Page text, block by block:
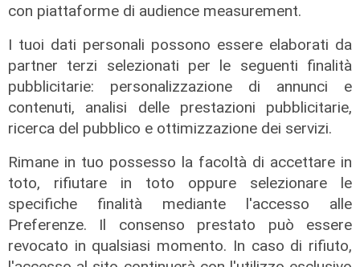
con piattaforme di audience measurement.
I tuoi dati personali possono essere elaborati da
partner terzi selezionati per le seguenti finalità
pubblicitarie: personalizzazione di annunci e
contenuti, analisi delle prestazioni pubblicitarie,
ricerca del pubblico e ottimizzazione dei servizi.
Rimane in tuo possesso la facoltà di accettare in
toto, rifiutare in toto oppure selezionare le
specifiche finalità mediante l'accesso alle
Preferenze. Il consenso prestato può essere
revocato in qualsiasi momento. In caso di rifiuto,
Tragedia
Malore in mare, turista di 82 anni
muore a Rapallo
06/08/2026
di r.c.